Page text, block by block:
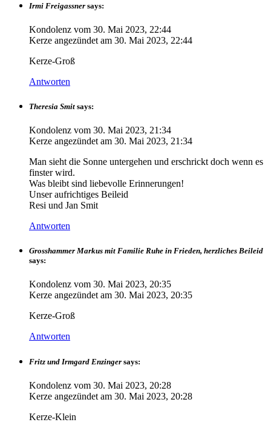
Irmi Freigassner says:
Kondolenz vom 30. Mai 2023, 22:44
Kerze angezündet am 30. Mai 2023, 22:44
Kerze-Groß
Antworten
Theresia Smit says:
Kondolenz vom 30. Mai 2023, 21:34
Kerze angezündet am 30. Mai 2023, 21:34
Man sieht die Sonne untergehen und erschrickt doch wenn es
finster wird.
Was bleibt sind liebevolle Erinnerungen!
Unser aufrichtiges Beileid
Resi und Jan Smit
Antworten
Grosshammer Markus mit Familie Ruhe in Frieden, herzliches Beileid
says:
Kondolenz vom 30. Mai 2023, 20:35
Kerze angezündet am 30. Mai 2023, 20:35
Kerze-Groß
Antworten
Fritz und Irmgard Enzinger says:
Kondolenz vom 30. Mai 2023, 20:28
Kerze angezündet am 30. Mai 2023, 20:28
Kerze-Klein